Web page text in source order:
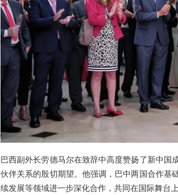
巴西副外长劳德马尔在致辞中高度赞扬了新中国
伙伴关系的殷切期望。他强调，巴中两国合作基
续发展等领域进一步深化合作，共同在国际舞台